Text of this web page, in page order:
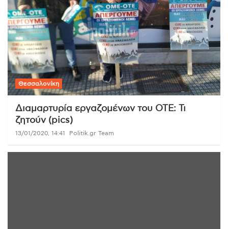
Θεσσαλονίκη
Διαμαρτυρία εργαζομένων του ΟΤΕ: Τι
ζητούν (pics)
13/01/2020, 14:41 Politik.gr Team